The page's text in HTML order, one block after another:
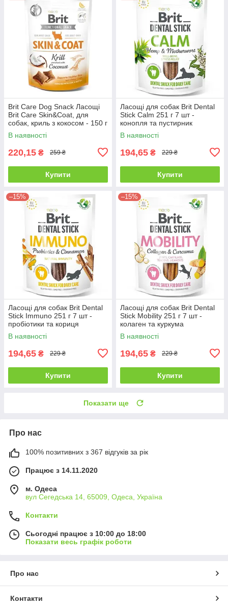
Brit Care Dog Snack Ласощі
Brit Care Skin&Coat, для
собак, криль з кокосом - 150 г
В наявності
220,15 ₴ 259 ₴
Купити
Ласощі для собак Brit Dental
Stick Calm 251 г 7 шт -
конопля та пустирник
В наявності
194,65 ₴ 229 ₴
Купити
–15%
Ласощі для собак Brit Dental
Stick Immuno 251 г 7 шт -
пробіотики та кориця
В наявності
194,65 ₴ 229 ₴
Купити
–15%
Ласощі для собак Brit Dental
Stick Mobility 251 г 7 шт -
колаген та куркума
В наявності
194,65 ₴ 229 ₴
Купити
Показати ще
Про нас
100% позитивних з 367 відгуків за рік
Працює з 14.11.2020
м. Одеса
вул Сегедська 14, 65009, Одеса, Україна
Контакти
Сьогодні працює з 10:00 до 18:00
Показати весь графік роботи
Про нас
Контакти